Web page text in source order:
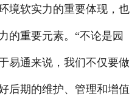
软实力的重要体现，也
的重要元素。“不论是园
易通来说，我们不仅要做
后期的维护、管理和增值